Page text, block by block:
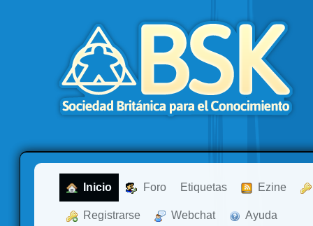
Inicio Foro Etiquetas Ezine
Registrarse Webchat Ayuda